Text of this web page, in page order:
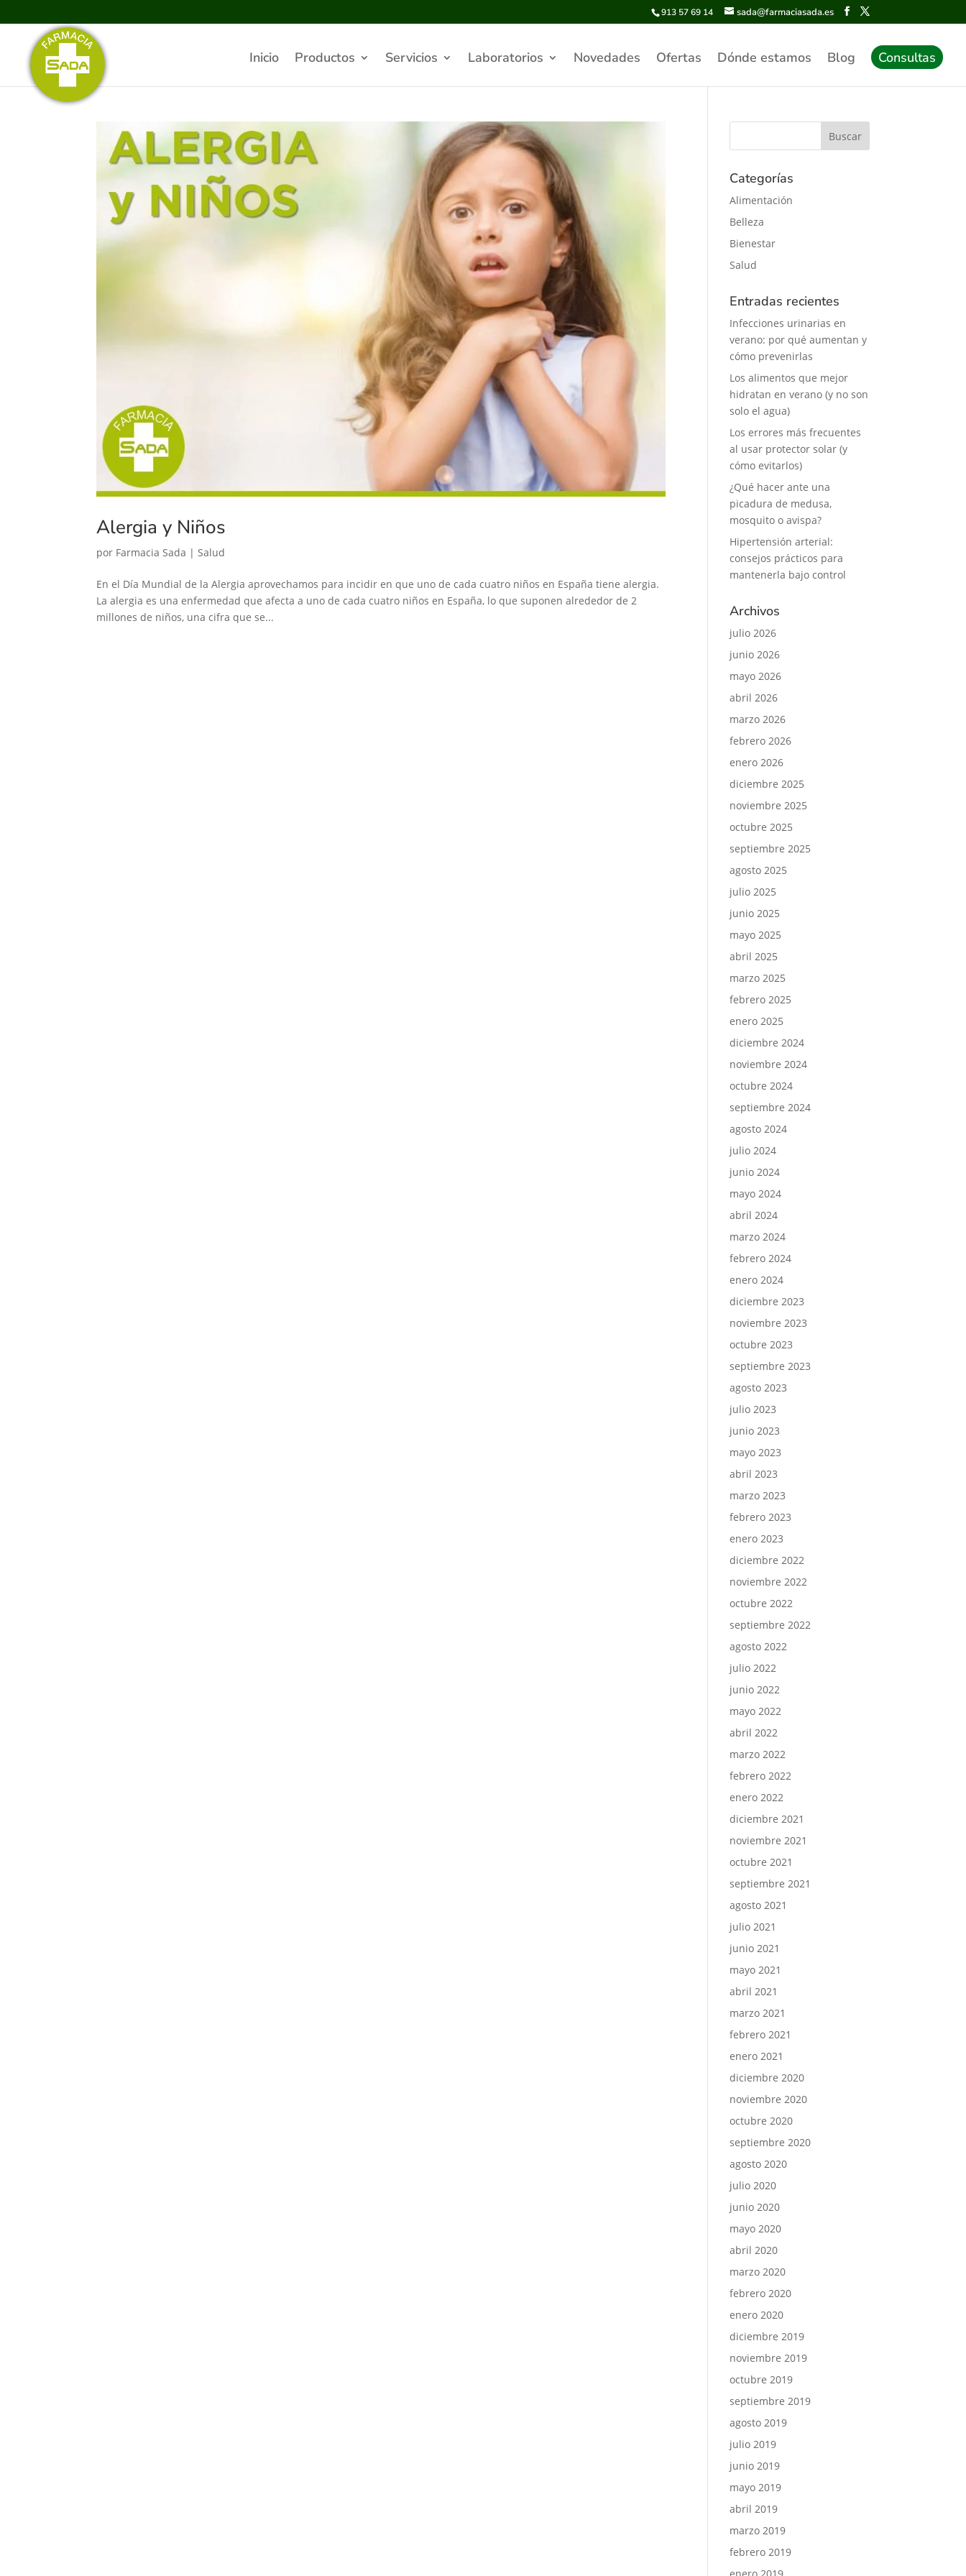
913 57 69 14 sada@farmaciasada.es
Inicio Productos Servicios Laboratorios Novedades Ofertas Dónde estamos Blog Consultas
Alergia y Niños
por Farmacia Sada |Salud
En el Día Mundial de la Alergia aprovechamos para incidir en que uno de cada cuatro niños en España tiene alergia.
La alergia es una enfermedad que afecta a uno de cada cuatro niños en España, lo que suponen alrededor de 2
millones de niños, una cifra que se...
Categorías
Alimentación
Belleza
Bienestar
Salud
Entradas recientes
Infecciones urinarias en
verano: por qué aumentan y
cómo prevenirlas
Los alimentos que mejor
hidratan en verano (y no son
solo el agua)
Los errores más frecuentes
al usar protector solar (y
cómo evitarlos)
¿Qué hacer ante una
picadura de medusa,
mosquito o avispa?
Hipertensión arterial:
consejos prácticos para
mantenerla bajo control
Archivos
julio 2026
junio 2026
mayo 2026
abril 2026
marzo 2026
febrero 2026
enero 2026
diciembre 2025
noviembre 2025
octubre 2025
septiembre 2025
agosto 2025
julio 2025
junio 2025
mayo 2025
abril 2025
marzo 2025
febrero 2025
enero 2025
diciembre 2024
noviembre 2024
octubre 2024
septiembre 2024
agosto 2024
julio 2024
junio 2024
mayo 2024
abril 2024
marzo 2024
febrero 2024
enero 2024
diciembre 2023
noviembre 2023
octubre 2023
septiembre 2023
agosto 2023
julio 2023
junio 2023
mayo 2023
abril 2023
marzo 2023
febrero 2023
enero 2023
diciembre 2022
noviembre 2022
octubre 2022
septiembre 2022
agosto 2022
julio 2022
junio 2022
mayo 2022
abril 2022
marzo 2022
febrero 2022
enero 2022
diciembre 2021
noviembre 2021
octubre 2021
septiembre 2021
agosto 2021
julio 2021
junio 2021
mayo 2021
abril 2021
marzo 2021
febrero 2021
enero 2021
diciembre 2020
noviembre 2020
octubre 2020
septiembre 2020
agosto 2020
julio 2020
junio 2020
mayo 2020
abril 2020
marzo 2020
febrero 2020
enero 2020
diciembre 2019
noviembre 2019
octubre 2019
septiembre 2019
agosto 2019
julio 2019
junio 2019
mayo 2019
abril 2019
marzo 2019
febrero 2019